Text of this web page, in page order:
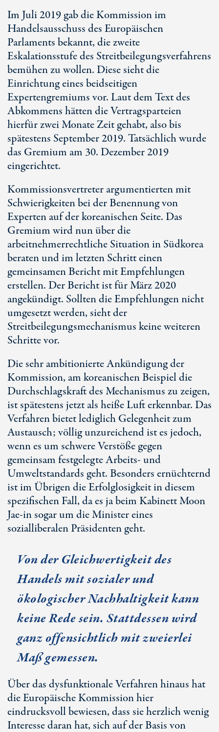
Im Juli 2019 gab die Kommission im
Handelsausschuss des Europäischen
Parlaments bekannt, die zweite
Eskalationsstufe des Streitbeilegungsverfahrens
bemühen zu wollen. Diese sieht die
Einrichtung eines beidseitigen
Expertengremiums vor. Laut dem Text des
Abkommens hätten die Vertragsparteien
hierfür zwei Monate Zeit gehabt, also bis
spätestens September 2019. Tatsächlich wurde
das Gremium am 30. Dezember 2019
eingerichtet.
Kommissionsvertreter argumentierten mit
Schwierigkeiten bei der Benennung von
Experten auf der koreanischen Seite. Das
Gremium wird nun über die
arbeitnehmerrechtliche Situation in Südkorea
beraten und im letzten Schritt einen
gemeinsamen Bericht mit Empfehlungen
erstellen. Der Bericht ist für März 2020
angekündigt. Sollten die Empfehlungen nicht
umgesetzt werden, sieht der
Streitbeilegungsmechanismus keine weiteren
Schritte vor.
Die sehr ambitionierte Ankündigung der
Kommission, am koreanischen Beispiel die
Durchschlagskraft des Mechanismus zu zeigen,
ist spätestens jetzt als heiße Luft erkennbar. Das
Verfahren bietet lediglich Gelegenheit zum
Austausch; völlig unzureichend ist es jedoch,
wenn es um schwere Verstöße gegen
gemeinsam festgelegte Arbeits- und
Umweltstandards geht. Besonders ernüchternd
ist im Übrigen die Erfolglosigkeit in diesem
spezifischen Fall, da es ja beim Kabinett Moon
Jae-in sogar um die Minister eines
sozialliberalen Präsidenten geht.
Von der Gleichwertigkeit des
Handels mit sozialer und
ökologischer Nachhaltigkeit kann
keine Rede sein. Stattdessen wird
ganz offensichtlich mit zweierlei
Maß gemessen.
Über das dysfunktionale Verfahren hinaus hat
die Europäische Kommission hier
eindrucksvoll bewiesen, dass sie herzlich wenig
Interesse daran hat, sich auf der Basis von